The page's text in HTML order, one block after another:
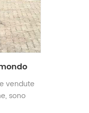
vendute
sono